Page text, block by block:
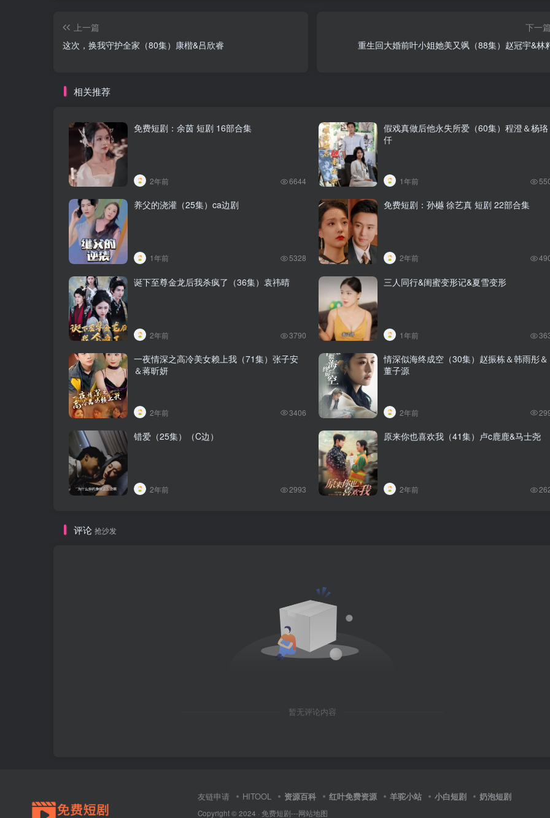
上一篇
这次，换我守护全家（80集）康楷&吕欣睿
下一篇
重生回大婚前叶小姐她美又飒（88集）赵冠宇&林
相关推荐
免费短剧：余茵 短剧 16部合集
2年前 6644
假戏真做后他永失所爱（60集）程澄＆杨珞
仟
1年前
养父的浇灌（25集）ca边剧
1年前 5328
免费短剧：孙樾 徐艺真 短剧 22部合集
2年前
诞下至尊金龙后我杀疯了（36集）袁祎晴
2年前 3790
三人同行&闺蜜变形记&夏雪变形
1年前
一夜情深之高冷美女赖上我（71集）张子安
＆蒋昕妍
2年前 3406
情深似海终成空（30集）赵振栋＆韩雨彤＆
董子源
2年前
错爱（25集）（C边）
2年前 2993
原来你也喜欢我（41集）卢c鹿鹿&马士尧
2年前
评论 抢沙发
暂无评论内容
友链申请 HITOOL 资源百科 红叶免费资源 羊驼小站 小白短剧 奶泡短剧
Copyright © 2024 · 免费短剧---网站地图